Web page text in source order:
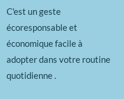
C'est un geste
écoresponsable et
économique facile à
adopter dans votre routine
quotidienne .